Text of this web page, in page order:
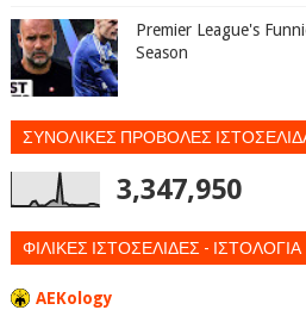
Premier League's
Season
ΣΥΝΟΛΙΚΕΣ ΠΡΟΒΟΛΕΣ
3,347,950
ΦΙΛΙΚΕΣ ΙΣΤΟΣΕΛΙΔΕΣ - ΙΣΤΟΛΟΓΙΑ
AEKology